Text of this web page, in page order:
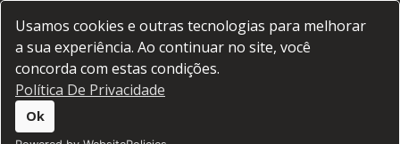
Usamos cookies e outras tecnologias para melhorar
a sua experiência. Ao continuar no site, você
concorda com estas condições.
Política De Privacidade
Ok